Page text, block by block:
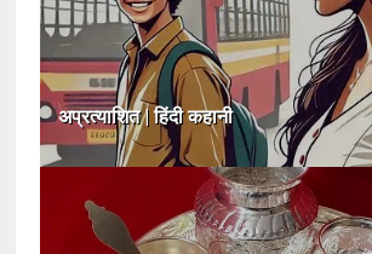
अप्रत्याशित | हिंदी कहानी